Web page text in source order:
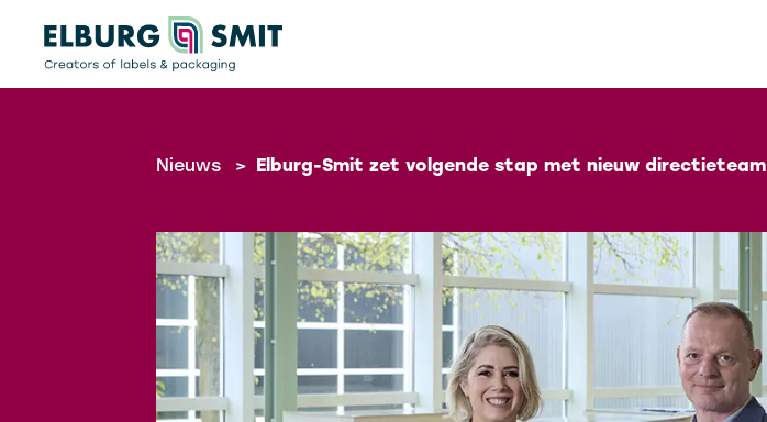
Nieuws > Elburg-Smit zet volgende stap met nieuw directieteam